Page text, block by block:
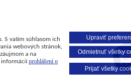
S vaším súhlasom ich
webových stránok,
a na
informácií.prohlášení o
Upraviť
Odmietnuť všetky
Prijať všetky